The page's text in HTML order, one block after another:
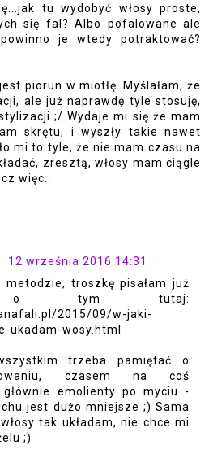
tu wydobyć włosy proste,
się fal? Albo pofalowane ale
je wtedy potraktować?
piorun w miotłę..Myślałam, że
ale już naprawdę tyle stosuję,
;/ Wydaje mi się że mam
skrętu, i wyszły takie nawet
mi to tyle, że nie mam czasu na
zresztą, włosy mam ciągle
więc..
12 września 2016 14:31
metodzie, troszkę pisałam już
o tym tutaj:
2015/09/w-jaki-
ukadam-wosy.html
trzeba pamiętać o
czasem na coś
emolienty po myciu -
jest dużo mniejsze ;) Sama
tak układam, nie chce mi
;)